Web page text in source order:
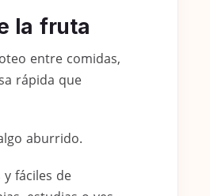
la fruta
entre comidas,
rápida que
aburrido.
fáciles de